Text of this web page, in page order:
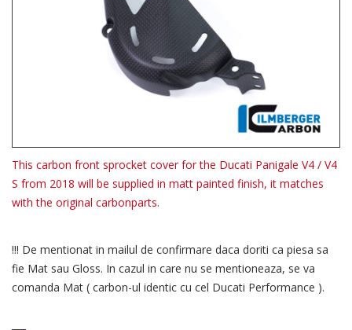
This carbon front sprocket cover for the Ducati Panigale V4 / V4
S from 2018 will be supplied in matt painted finish, it matches
with the original carbonparts.
!!! De mentionat in mailul de confirmare daca doriti ca piesa sa
fie Mat sau Gloss. In cazul in care nu se mentioneaza, se va
comanda Mat ( carbon-ul identic cu cel Ducati Performance ).